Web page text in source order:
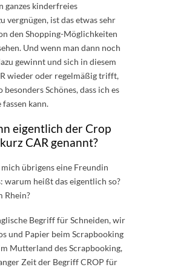
ganzes kinderfreies
vergnügen, ist das etwas sehr
den Shopping-Möglichkeiten
Und wenn man dann noch
gewinnt und sich in diesem
wieder oder regelmäßig trifft,
besonders Schönes, dass ich es
kann.
eigentlich der Crop
CAR genannt?
übrigens eine Freundin
warum heißt das eigentlich so?
Rhein?
Begriff für Schneiden, wir
und Papier beim Scrapbooking
Mutterland des Scrapbooking,
Zeit der Begriff CROP für